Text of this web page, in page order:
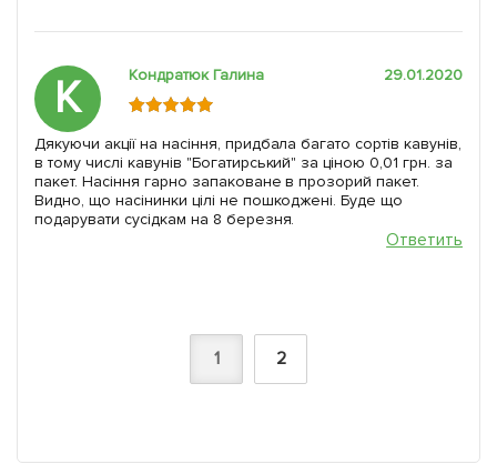
К Кондратюк Галина 29.01.2020
Дякуючи акції на насіння, придбала багато сортів кавунів,
в тому числі кавунів "Богатирський" за ціною 0,01 грн. за
пакет. Насіння гарно запаковане в прозорий пакет.
Видно, що насінинки цілі не пошкоджені. Буде що
подарувати сусідкам на 8 березня.
Ответить
1 2